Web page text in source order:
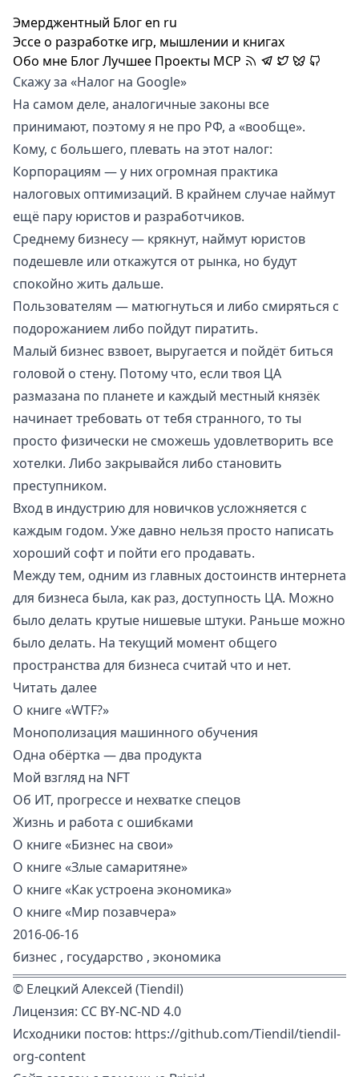
Эмерджентный Блогen ru
Эссе о разработке игр, мышлении и книгах
Обо мне БлогЛучшее Проекты MCP
Скажу за «Налог на Google»
На самом деле, аналогичные законы все
принимают, поэтому я не про РФ, а «вообще».
Кому, с большего, плевать на этот налог:
Корпорациям — у них огромная практика
налоговых оптимизаций. В крайнем случае наймут
ещё пару юристов и разработчиков.
Среднему бизнесу — крякнут, наймут юристов
подешевле или откажутся от рынка, но будут
спокойно жить дальше.
Пользователям — матюгнуться и либо смиряться с
подорожанием либо пойдут пиратить.
Малый бизнес взвоет, выругается и пойдёт биться
головой о стену. Потому что, если твоя ЦА
размазана по планете и каждый местный князёк
начинает требовать от тебя странного, то ты
просто физически не сможешь удовлетворить все
хотелки. Либо закрывайся либо становить
преступником.
Вход в индустрию для новичков усложняется с
каждым годом. Уже давно нельзя просто написать
хороший софт и пойти его продавать.
Между тем, одним из главных достоинств интернета
для бизнеса была, как раз, доступность ЦА. Можно
было делать крутые нишевые штуки. Раньше можно
было делать. На текущий момент общего
пространства для бизнеса считай что и нет.
Читать далее
О книге «WTF?»
Монополизация машинного обучения
Одна обёртка — два продукта
Мой взгляд на NFT
Об ИТ, прогрессе и нехватке спецов
Жизнь и работа с ошибками
О книге «Бизнес на свои»
О книге «Злые самаритяне»
О книге «Как устроена экономика»
О книге «Мир позавчера»
2016-06-16
бизнес , государство , экономика
© Елецкий Алексей (Tiendil)
Лицензия: CC BY-NC-ND 4.0
Исходники постов: https://github.com/Tiendil/tiendil-
org-content